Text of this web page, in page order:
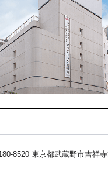
8520 東京都武蔵野市吉祥寺